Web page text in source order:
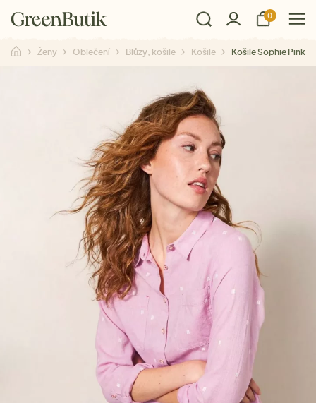
0
Ženy Oblečení Blůzy, košile Košile Košile Sophie Pink